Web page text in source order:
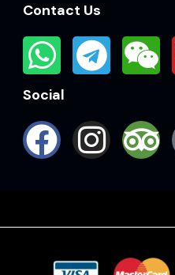
Contact Us
Social